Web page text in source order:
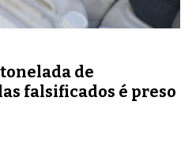
de
falsificados é preso